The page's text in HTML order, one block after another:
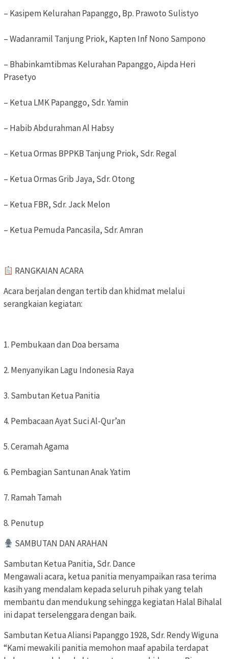
– Kasipem Kelurahan Papanggo, Bp. Prawoto Sulistyo
– Wadanramil Tanjung Priok, Kapten Inf Nono Sampono
– Bhabinkamtibmas Kelurahan Papanggo, Aipda Heri
Prasetyo
– Ketua LMK Papanggo, Sdr. Yamin
– Habib Abdurahman Al Habsy
– Ketua Ormas BPPKB Tanjung Priok, Sdr. Regal
– Ketua Ormas Grib Jaya, Sdr. Otong
– Ketua FBR, Sdr. Jack Melon
– Ketua Pemuda Pancasila, Sdr. Amran
RANGKAIAN ACARA
Acara berjalan dengan tertib dan khidmat melalui
serangkaian kegiatan:
1. Pembukaan dan Doa bersama
2. Menyanyikan Lagu Indonesia Raya
3. Sambutan Ketua Panitia
4. Pembacaan Ayat Suci Al-Qur’an
5. Ceramah Agama
6. Pembagian Santunan Anak Yatim
7. Ramah Tamah
8. Penutup
SAMBUTAN DAN ARAHAN
Sambutan Ketua Panitia, Sdr. Dance
Mengawali acara, ketua panitia menyampaikan rasa terima
kasih yang mendalam kepada seluruh pihak yang telah
membantu dan mendukung sehingga kegiatan Halal Bihalal
ini dapat terselenggara dengan baik.
Sambutan Ketua Aliansi Papanggo 1928, Sdr. Rendy Wiguna
“Kami mewakili panitia memohon maaf apabila terdapat